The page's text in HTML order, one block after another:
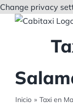
Change privacy
Inicio » Taxi en